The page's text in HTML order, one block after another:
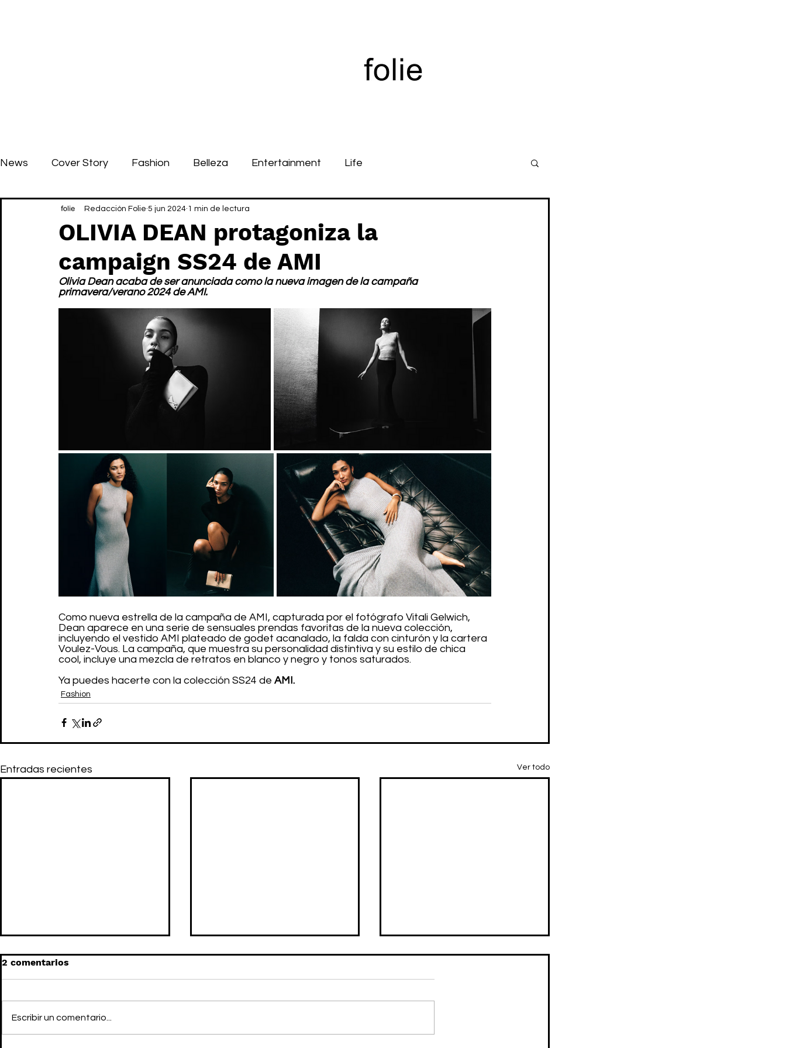
News Cover Story Fashion Belleza Entertainment Life
OLIVIA DEAN protagoniza la
campaign SS24 de AMI
Redacción Folie 5 jun 2024 1 min de lectura
Olivia Dean acaba de ser anunciada como la nueva imagen de la campaña
primavera/verano 2024 de AMI.
Como nueva estrella de la campaña de AMI, capturada por el fotógrafo Vitali Gelwich,
Dean aparece en una serie de sensuales prendas favoritas de la nueva colección,
incluyendo el vestido AMI plateado de godet acanalado, la falda con cinturón y la cartera
Voulez-Vous. La campaña, que muestra su personalidad distintiva y su estilo de chica
cool, incluye una mezcla de retratos en blanco y negro y tonos saturados.
Ya puedes hacerte con la colección SS24 de AMI.
Fashion
Entradas recientes Ver todo
2 comentarios
Escribir un comentario...